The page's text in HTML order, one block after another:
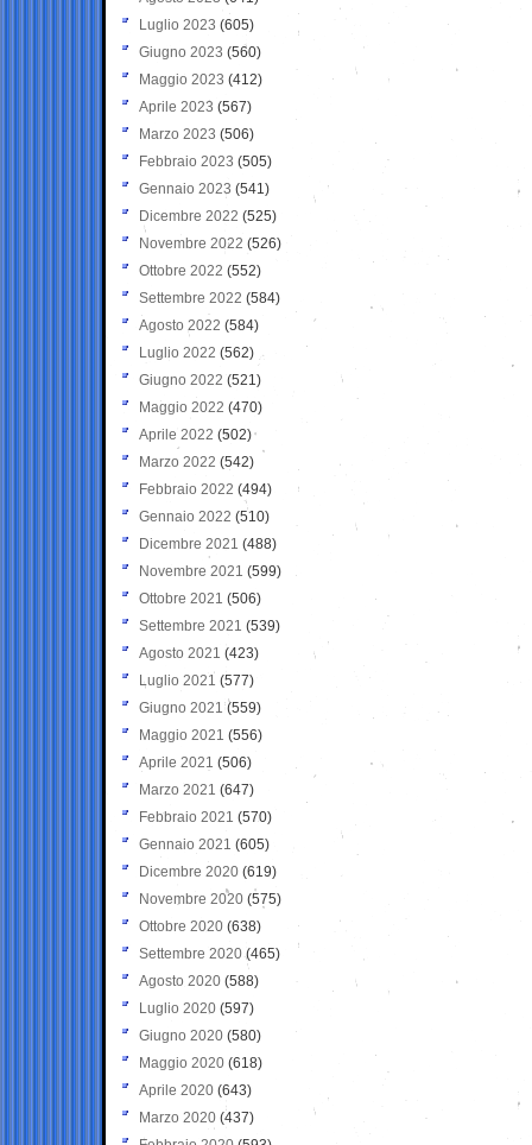
Luglio 2023 (605)
Giugno 2023 (560)
Maggio 2023 (412)
Aprile 2023 (567)
Marzo 2023 (506)
Febbraio 2023 (505)
Gennaio 2023 (541)
Dicembre 2022 (525)
Novembre 2022 (526)
Ottobre 2022 (552)
Settembre 2022 (584)
Agosto 2022 (584)
Luglio 2022 (562)
Giugno 2022 (521)
Maggio 2022 (470)
Aprile 2022 (502)
Marzo 2022 (542)
Febbraio 2022 (494)
Gennaio 2022 (510)
Dicembre 2021 (488)
Novembre 2021 (599)
Ottobre 2021 (506)
Settembre 2021 (539)
Agosto 2021 (423)
Luglio 2021 (577)
Giugno 2021(559)
Maggio 2021 (556)
Aprile 2021 (506)
Marzo 2021 (647)
Febbraio 2021 (570)
Gennaio 2021 (605)
Dicembre 2020 (619)
Novembre 2020 (575)
Ottobre 2020 (638)
Settembre 2020(465)
Agosto 2020 (588)
Luglio 2020 (597)
Giugno 2020 (580)
Maggio 2020 (618)
Aprile 2020 (643)
Marzo 2020 (437)